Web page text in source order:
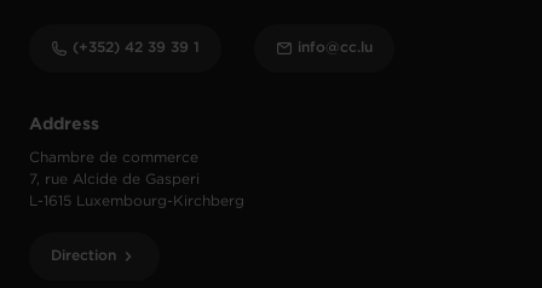
Address
Chambre de commerce
7, rue Alcide de Gasperi
L-1615 Luxembourg-Kirchberg
Direction
(+352) 42 39 39 1 info@cc.lu